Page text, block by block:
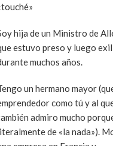
hija de un Ministro de
estuvo preso y luego
muchos años.
un hermano mayor
como tú y al
admiro mucho
de «la nada»).